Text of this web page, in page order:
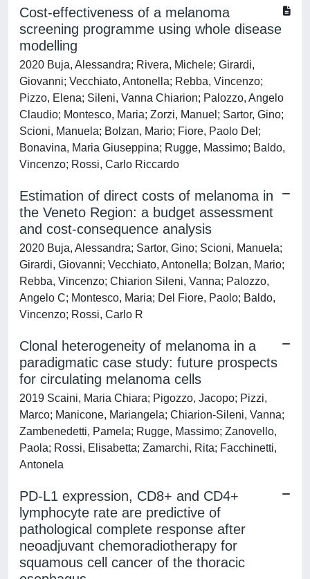
Cost-effectiveness of a melanoma
screening programme using whole disease
modelling
2020 Buja, Alessandra; Rivera, Michele; Girardi,
Giovanni; Vecchiato, Antonella; Rebba, Vincenzo;
Pizzo, Elena; Sileni, Vanna Chiarion; Palozzo, Angelo
Claudio; Montesco, Maria; Zorzi, Manuel; Sartor, Gino;
Scioni, Manuela; Bolzan, Mario; Fiore, Paolo Del;
Bonavina, Maria Giuseppina; Rugge, Massimo; Baldo,
Vincenzo; Rossi, Carlo Riccardo
Estimation of direct costs of melanoma in
the Veneto Region: a budget assessment
and cost-consequence analysis
2020 Buja, Alessandra; Sartor, Gino; Scioni, Manuela;
Girardi, Giovanni; Vecchiato, Antonella; Bolzan, Mario;
Rebba, Vincenzo; Chiarion Sileni, Vanna; Palozzo,
Angelo C; Montesco, Maria; Del Fiore, Paolo; Baldo,
Vincenzo; Rossi, Carlo R
Clonal heterogeneity of melanoma in a
paradigmatic case study: future prospects
for circulating melanoma cells
2019 Scaini, Maria Chiara; Pigozzo, Jacopo; Pizzi,
Marco; Manicone, Mariangela; Chiarion-Sileni, Vanna;
Zambenedetti, Pamela; Rugge, Massimo; Zanovello,
Paola; Rossi, Elisabetta; Zamarchi, Rita; Facchinetti,
Antonela
PD-L1 expression, CD8+ and CD4+
lymphocyte rate are predictive of
pathological complete response after
neoadjuvant chemoradiotherapy for
squamous cell cancer of the thoracic